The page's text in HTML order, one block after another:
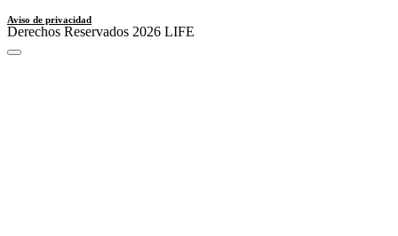
Aviso de privacidad
Derechos Reservados 2026 LIFE